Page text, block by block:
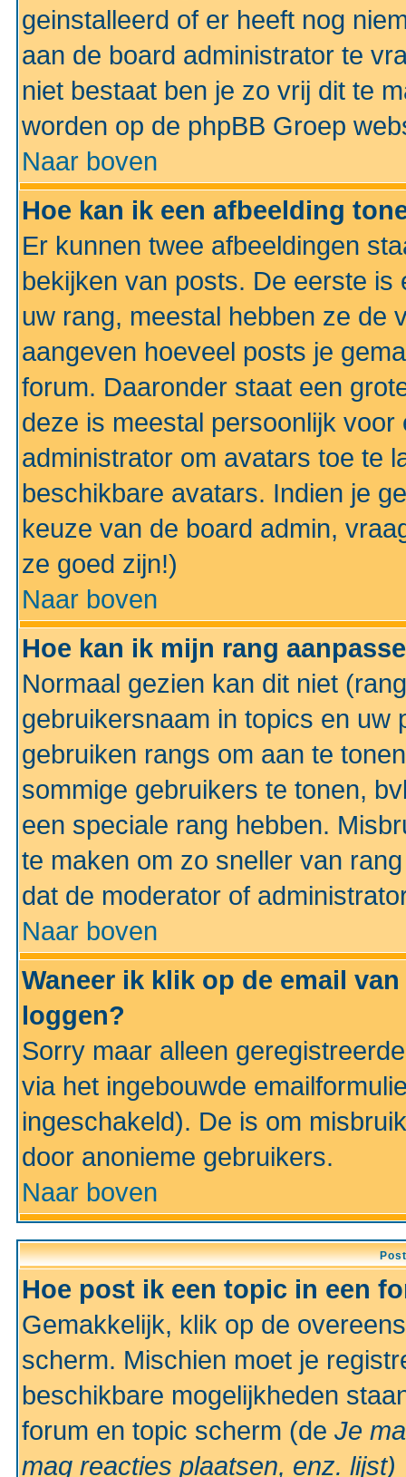
geinstalleerd of er heeft nog
aan de board administrator te
niet bestaat ben je zo vrij dit te
worden op de phpBB Groep
Naar boven
Hoe kan ik een afbeelding
Er kunnen twee afbeeldingen
bekijken van posts. De eerste
uw rang, meestal hebben ze de
aangeven hoeveel posts je
forum. Daaronder staat een
deze is meestal persoonlijk
administrator om avatars toe te
beschikbare avatars. Indien je
keuze van de board admin,
ze goed zijn!)
Naar boven
Hoe kan ik mijn rang
Normaal gezien kan dit niet
gebruikersnaam in topics en uw
gebruiken rangs om aan te
sommige gebruikers te tonen,
een speciale rang hebben.
te maken om zo sneller van
dat de moderator of
Naar boven
Waneer ik klik op de email
loggen?
Sorry maar alleen
via het ingebouwde
ingeschakeld). De is om
door anonieme gebruikers.
Naar boven
Hoe post ik een topic in een
Gemakkelijk, klik op de
scherm. Mischien moet je
beschikbare mogelijkheden
forum en topic scherm (de Je
mag reacties plaatsen, enz. lijst)